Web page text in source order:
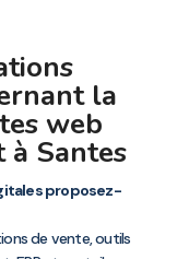
la
web
à Santes
proposez-
de vente, outils